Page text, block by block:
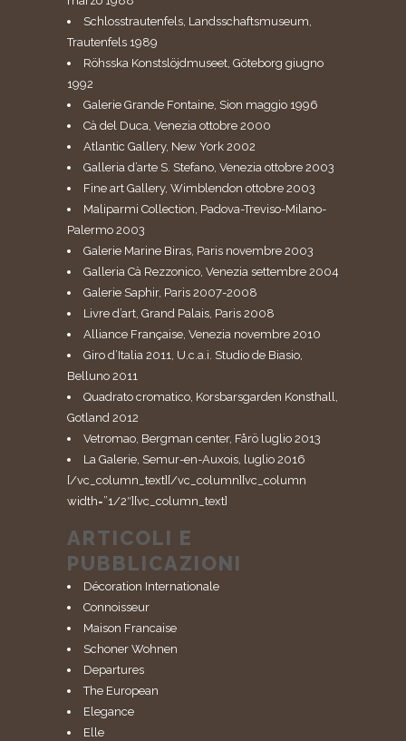
Schlosstrautenfels, Landsschaftsmuseum,
Trautenfels 1989
Röhsska Konstslöjdmuseet, Göteborg giugno
1992
Galerie Grande Fontaine, Sion maggio 1996
Cà del Duca, Venezia ottobre 2000
Atlantic Gallery, New York 2002
Galleria d’arte S. Stefano, Venezia ottobre 2003
Fine art Gallery, Wimblendon ottobre 2003
Maliparmi Collection, Padova-Treviso-Milano-
Palermo 2003
Galerie Marine Biras, Paris novembre 2003
Galleria Cà Rezzonico, Venezia settembre 2004
Galerie Saphir, Paris 2007-2008
Livre d’art, Grand Palais, Paris 2008
Alliance Française, Venezia novembre 2010
Giro d’Italia 2011, U.c.a.i. Studio de Biasio,
Belluno 2011
Quadrato cromatico, Korsbarsgarden Konsthall,
Gotland 2012
Vetromao, Bergman center, Fårö luglio 2013
La Galerie, Semur-en-Auxois, luglio 2016
[/vc_column_text][/vc_column][vc_column
width=”1/2″][vc_column_text]
ARTICOLI E
PUBBLICAZIONI
Décoration Internationale
Connoisseur
Maison Francaise
Schoner Wohnen
Departures
The European
Elegance
Elle